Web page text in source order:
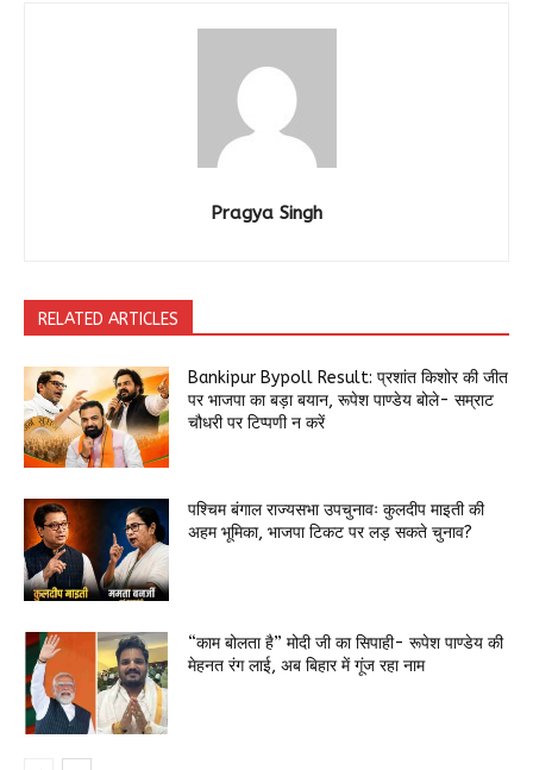
Pragya Singh
RELATED ARTICLES
Bankipur Bypoll Result: प्रशांत किशोर की जीत
पर भाजपा का बड़ा बयान, रूपेश पाण्डेय बोले- सम्राट
चौधरी पर टिप्पणी न करें
पश्चिम बंगाल राज्यसभा उपचुनावः कुलदीप माइती की
अहम भूमिका, भाजपा टिकट पर लड़ सकते चुनाव?
“काम बोलता है” मोदी जी का सिपाही- रूपेश पाण्डेय की
मेहनत रंग लाई, अब बिहार में गूंज रहा नाम